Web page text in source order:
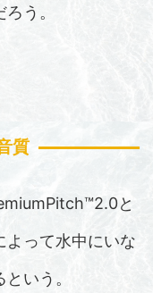
う。
質
と
よって水中にいな
いう。